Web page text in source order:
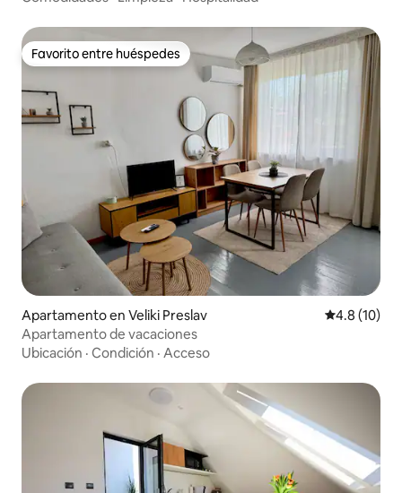
Favorito entre huéspedes
Favorito entre huéspedes
Apartamento en Veliki Preslav Calificación
4.8 (10)
Apartamento de vacaciones
Ubicación · Condición · Acceso